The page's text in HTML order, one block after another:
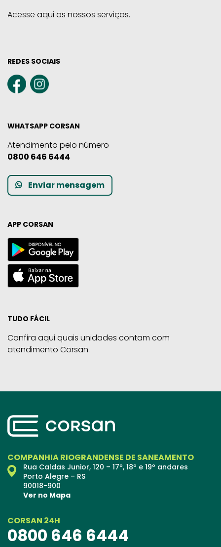
Acesse aqui os nossos serviços.
REDES SOCIAIS
WHATSAPP CORSAN
Atendimento pelo número
0800 646 6444
Enviar mensagem
APP CORSAN
TUDO FÁCIL
Confira aqui quais unidades contam com
atendimento Corsan.
COMPANHIA RIOGRANDENSE DE SANEAMENTO
Rua Caldas Junior, 120 – 17º, 18º e 19º andares
Porto Alegre – RS
90018-900
Ver no Mapa
CORSAN 24H
0800 646 6444